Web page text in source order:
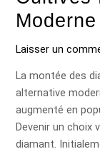
Laisser un
La montée des
alternative
augmenté en
Devenir un choix
diamant.